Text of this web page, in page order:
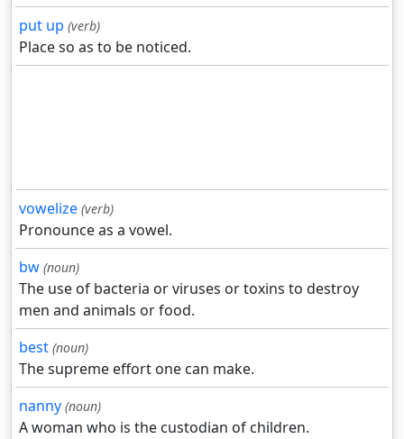
put up (verb)
Place so as to be noticed.
vowelize (verb)
Pronounce as a vowel.
bw (noun)
The use of bacteria or viruses or toxins to destroy
men and animals or food.
best (noun)
The supreme effort one can make.
nanny (noun)
A woman who is the custodian of children.